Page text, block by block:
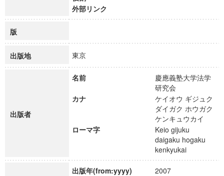
外部リンク
版
出版地 東京
出版者
名前
慶應義塾大学法学
研究会
カナ
ケイオウ ギジュク
ダイガク ホウガク
ケンキュウカイ
ローマ字
Keio gijuku
daigaku hogaku
kenkyukai
出版年(from:yyyy)
2007